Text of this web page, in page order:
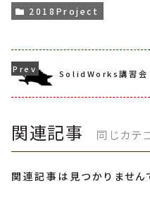
2018Project
SolidWorks講習会
関連記事 同じカテ
関連記事は見つかりません